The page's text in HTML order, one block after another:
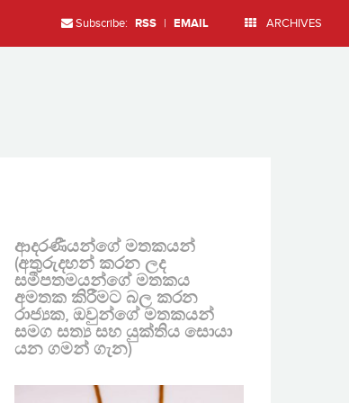
Subscribe: RSS | EMAIL ARCHIVES
ආදරණීයන්ගේ මතකයන්
(අතුරුදහන් කරන ලද
සමීපතමයන්ගේ මතකය
අමතක කිරීමට බල කරන
රාජ්‍යක, ඔවුන්ගේ මතකයන්
සමග සත්‍ය සහ යුක්තිය සොයා
යන ගමන් ගැන)